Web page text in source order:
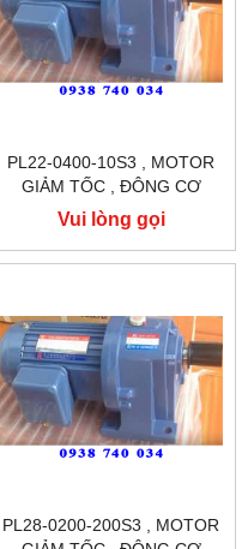
PL22-0400-10S3 , MOTOR
GIẢM TỐC , ĐÔNG CƠ
GIẢM TỐC CHÂN ĐẾ
TUNGLEE
Vui lòng gọi
PL28-0200-200S3 , MOTOR